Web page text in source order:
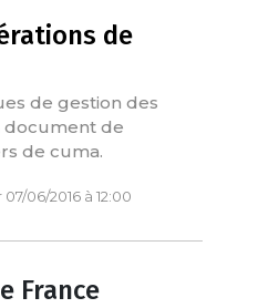
de
de gestion des
document de
de cuma.
06/2016 à 12:00
France